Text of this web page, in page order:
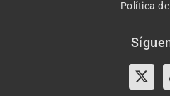
Política
X-